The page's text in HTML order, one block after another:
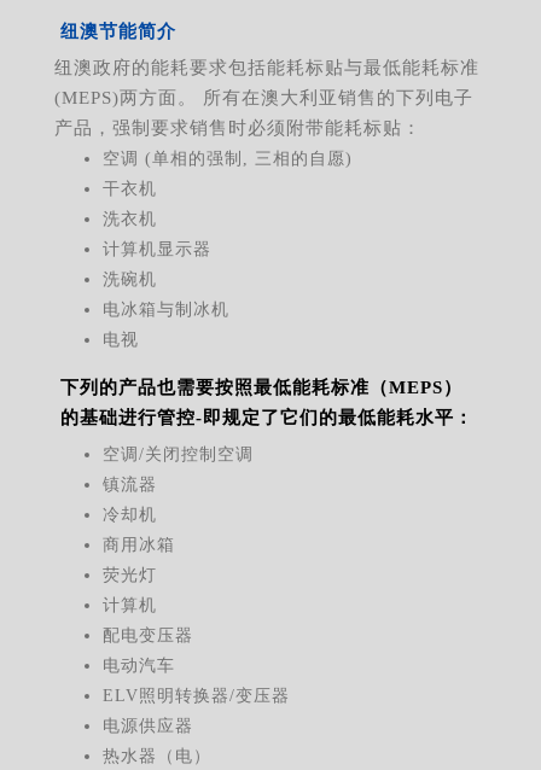
纽澳节能简介
纽澳政府的能耗要求包括能耗标贴与最低能耗标准
(MEPS)两方面。 所有在澳大利亚销售的下列电子
产品，强制要求销售时必须附带能耗标贴：
空调 (单相的强制, 三相的自愿)
干衣机
洗衣机
计算机显示器
洗碗机
电冰箱与制冰机
电视
下列的产品也需要按照最低能耗标准（MEPS）
的基础进行管控-即规定了它们的最低能耗水平：
空调/关闭控制空调
镇流器
冷却机
商用冰箱
荧光灯
计算机
配电变压器
电动汽车
ELV照明转换器/变压器
电源供应器
热水器（电）